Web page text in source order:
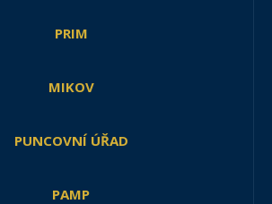
PRIM
MIKOV
PUNCOVNÍ ÚŘAD
PAMP